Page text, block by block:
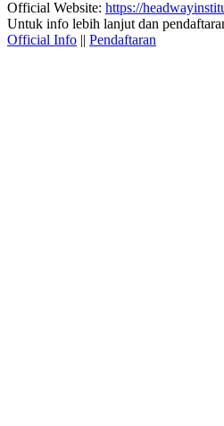
Official Website: https://
Untuk info lebih lanjut dan
Official Info || Pendaftaran